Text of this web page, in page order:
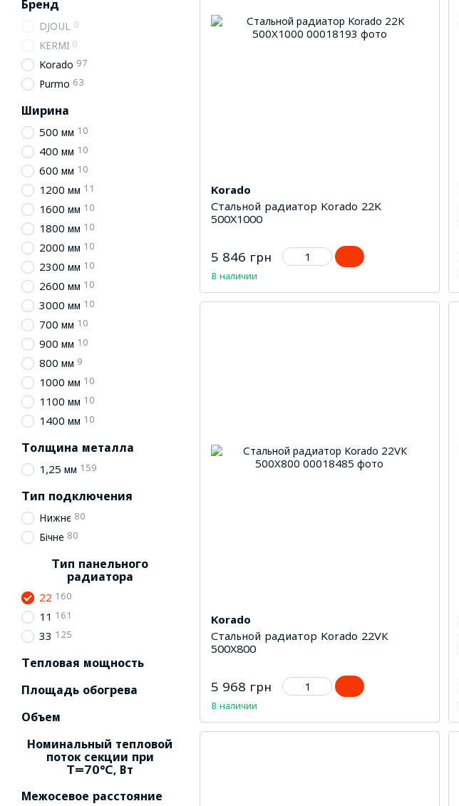
Korado
Стальной радиатор Korado 22K
500Х1000
5 846 грн
В наличии
Korado
Стальной радиатор Korado 22VК
500Х800
5 968 грн
В наличии
Бренд
DJOUL 0
KERMI 0
Korado 97
Purmo 63
Ширина
500 мм 10
400 мм 10
600 мм 10
1200 мм 11
1600 мм 10
1800 мм 10
2000 мм 10
2300 мм 10
2600 мм 10
3000 мм 10
700 мм 10
900 мм 10
800 мм 9
1000 мм 10
1100 мм 10
1400 мм 10
Толщина металла
1,25 мм 159
Тип подключения
Нижнє 80
Бічне 80
Тип панельного
радиатора
22 160
11 161
33 125
Тепловая мощность
Площадь обогрева
Объем
Номинальный тепловой
поток секции при
Т=70°С, Вт
Межосевое расстояние